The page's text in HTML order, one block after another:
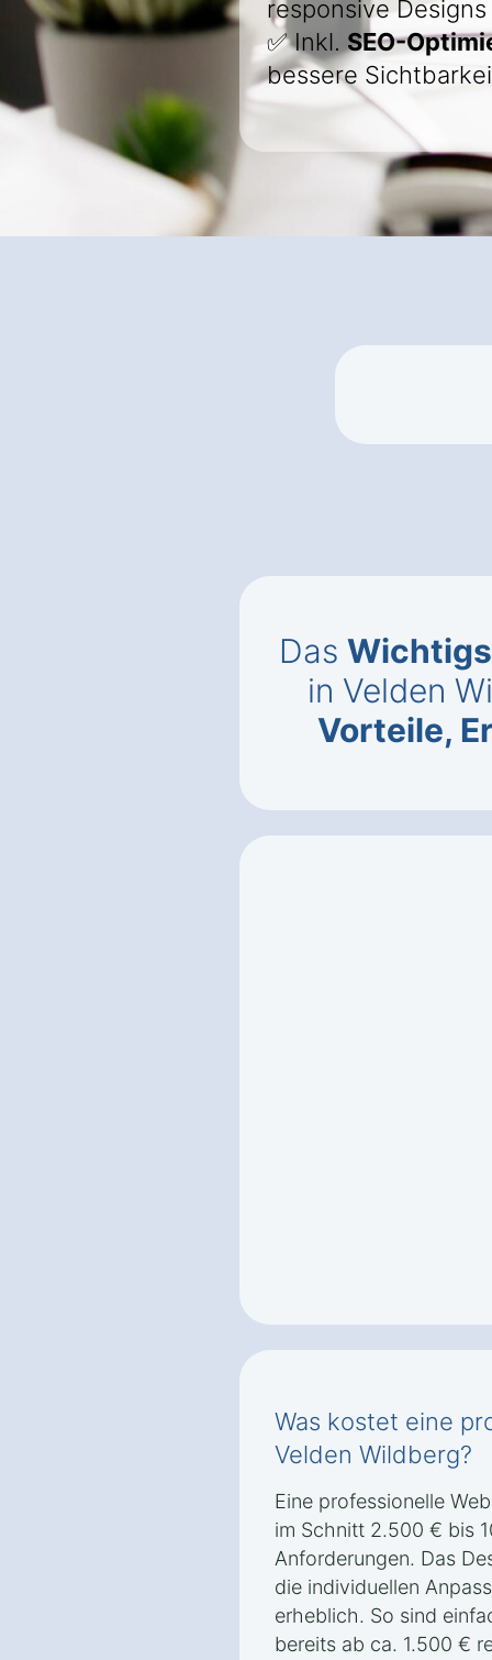
responsive Designs
✅ Inkl. SEO-
bessere
Das
in Velden
Vorteile,
Was kostet eine
Velden Wildberg?
Eine professionelle
im Schnitt 2.500 € bis
Anforderungen. Das
die individuellen
erheblich. So sind
bereits ab ca. 1.500 €